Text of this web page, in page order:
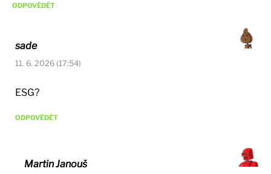
ODPOVĚDĚT
sade
11. 6. 2026 (17:54)
ESG?
ODPOVĚDĚT
Martin Janouš